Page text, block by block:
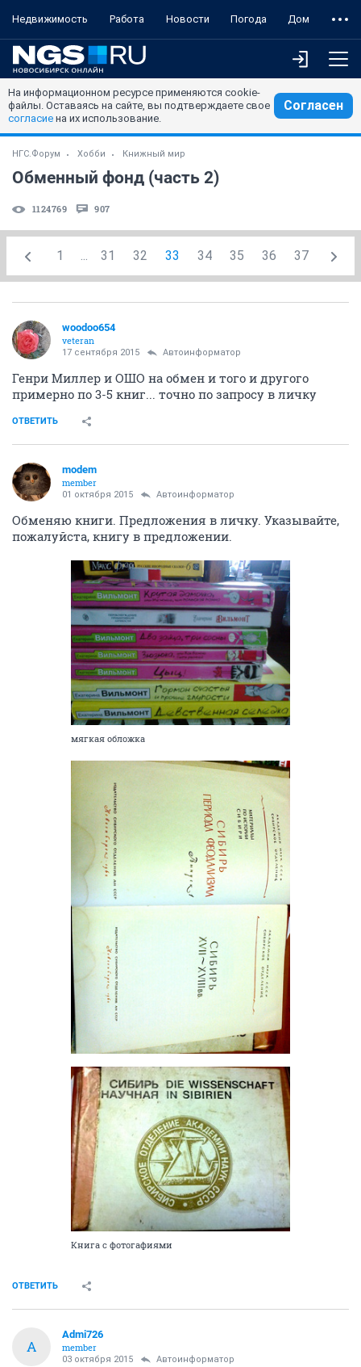
Недвижимость Работа Новости Погода Дом
На информационном ресурсе применяются cookie-
файлы. Оставаясь на сайте, вы подтверждаете свое
согласие на их использование.
Согласен
НГС.Форум Хобби Книжный мир
Обменный фонд (часть 2)
1124769 907
1 ... 31 32 33 34 35 36 37
woodoo654
veteran
17 сентября 2015 Автоинформатор
Генри Миллер и ОШО на обмен и того и другого
примерно по 3-5 книг... точно по запросу в личку
ОТВЕТИТЬ
modem
member
01 октября 2015 Автоинформатор
Обменяю книги. Предложения в личку. Указывайте,
пожалуйста, книгу в предложении.
мягкая обложка
Книга с фотогафиями
ОТВЕТИТЬ
A
Admi726
member
03 октября 2015 Автоинформатор